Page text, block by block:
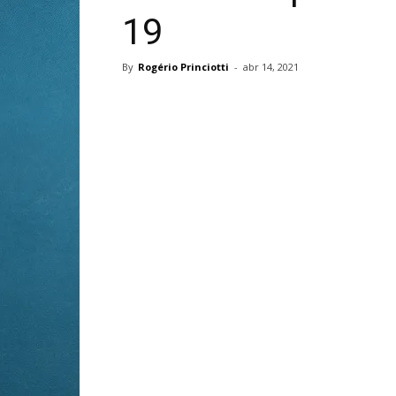
19
By Rogério Princiotti - abr 14, 2021